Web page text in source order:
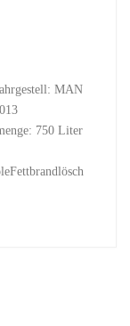
MAN
750 Liter